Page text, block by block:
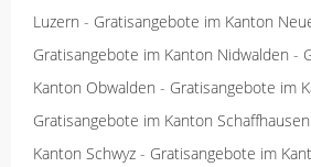
Luzern - Gratisangebote im Kanton
Gratisangebote im Kanton Nidwalden -
Kanton Obwalden - Gratisangebote im
Gratisangebote im Kanton Schaffhausen
Kanton Schwyz - Gratisangebote im